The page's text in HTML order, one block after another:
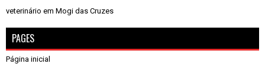
veterinário em Mogi das Cruzes
PAGES
Página inicial